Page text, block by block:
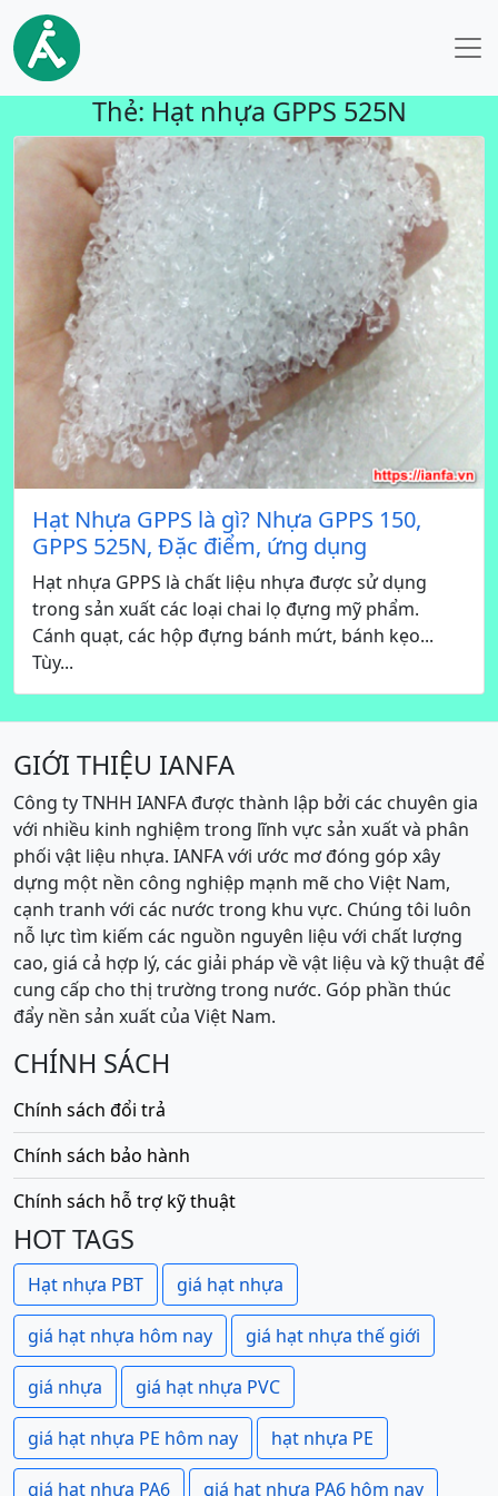
Thẻ: Hạt nhựa GPPS 525N
Hạt Nhựa GPPS là gì? Nhựa GPPS 150,
GPPS 525N, Đặc điểm, ứng dụng
Hạt nhựa GPPS là chất liệu nhựa được sử dụng
trong sản xuất các loại chai lọ đựng mỹ phẩm.
Cánh quạt, các hộp đựng bánh mứt, bánh kẹo...
Tùy...
GIỚI THIỆU IANFA
Công ty TNHH IANFA được thành lập bởi các chuyên gia
với nhiều kinh nghiệm trong lĩnh vực sản xuất và phân
phối vật liệu nhựa. IANFA với ước mơ đóng góp xây
dựng một nền công nghiệp mạnh mẽ cho Việt Nam,
cạnh tranh với các nước trong khu vực. Chúng tôi luôn
nỗ lực tìm kiếm các nguồn nguyên liệu với chất lượng
cao, giá cả hợp lý, các giải pháp về vật liệu và kỹ thuật để
cung cấp cho thị trường trong nước. Góp phần thúc
đẩy nền sản xuất của Việt Nam.
CHÍNH SÁCH
Chính sách đổi trả
Chính sách bảo hành
Chính sách hỗ trợ kỹ thuật
HOT TAGS
Hạt nhựa PBT giá hạt nhựa
giá hạt nhựa hôm nay giá hạt nhựa thế giới
giá nhựa giá hạt nhựa PVC
giá hạt nhựa PE hôm nay hạt nhựa PE
giá hạt nhựa PA6 giá hạt nhựa PA6 hôm nay